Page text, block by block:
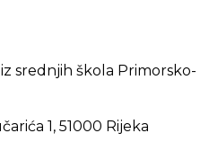
srednjih škola Primorsko-
1, 51000 Rijeka